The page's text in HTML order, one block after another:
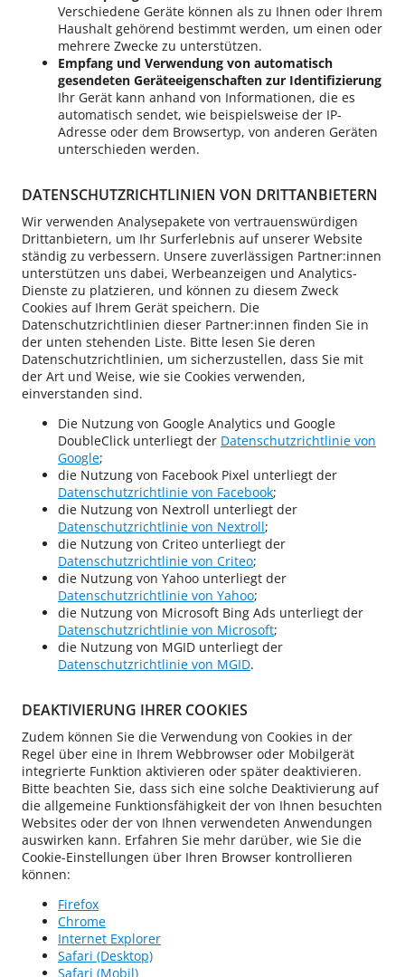
Verschiedene Geräte können als zu Ihnen oder Ihrem
Haushalt gehörend bestimmt werden, um einen oder
mehrere Zwecke zu unterstützen.
Empfang und Verwendung von automatisch
gesendeten Geräteeigenschaften zur Identifizierung
Ihr Gerät kann anhand von Informationen, die es
automatisch sendet, wie beispielsweise der IP-
Adresse oder dem Browsertyp, von anderen Geräten
unterschieden werden.
DATENSCHUTZRICHTLINIEN VON DRITTANBIETERN
Wir verwenden Analysepakete von vertrauenswürdigen
Drittanbietern, um Ihr Surferlebnis auf unserer Website
ständig zu verbessern. Unsere zuverlässigen Partner:innen
unterstützen uns dabei, Werbeanzeigen und Analytics-
Dienste zu platzieren, und können zu diesem Zweck
Cookies auf Ihrem Gerät speichern. Die
Datenschutzrichtlinien dieser Partner:innen finden Sie in
der unten stehenden Liste. Bitte lesen Sie deren
Datenschutzrichtlinien, um sicherzustellen, dass Sie mit
der Art und Weise, wie sie Cookies verwenden,
einverstanden sind.
Die Nutzung von Google Analytics und Google
DoubleClick unterliegt der Datenschutzrichtlinie von
Google;
die Nutzung von Facebook Pixel unterliegt der
Datenschutzrichtlinie von Facebook;
die Nutzung von Nextroll unterliegt der
Datenschutzrichtlinie von Nextroll;
die Nutzung von Criteo unterliegt der
Datenschutzrichtlinie von Criteo;
die Nutzung von Yahoo unterliegt der
Datenschutzrichtlinie von Yahoo;
die Nutzung von Microsoft Bing Ads unterliegt der
Datenschutzrichtlinie von Microsoft;
die Nutzung von MGID unterliegt der
Datenschutzrichtlinie von MGID.
DEAKTIVIERUNG IHRER COOKIES
Zudem können Sie die Verwendung von Cookies in der
Regel über eine in Ihrem Webbrowser oder Mobilgerät
integrierte Funktion aktivieren oder später deaktivieren.
Bitte beachten Sie, dass sich eine solche Deaktivierung auf
die allgemeine Funktionsfähigkeit der von Ihnen besuchten
Websites oder der von Ihnen verwendeten Anwendungen
auswirken kann. Erfahren Sie mehr darüber, wie Sie die
Cookie-Einstellungen über Ihren Browser kontrollieren
können:
Firefox
Chrome
Internet Explorer
Safari (Desktop)
Safari (Mobil)